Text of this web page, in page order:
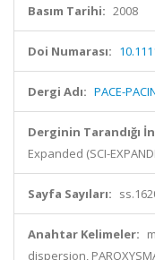
Basım Tarihi: 2008
Doi Numarası:
Dergi Adı: PACE-
Derginin Tarandığı
Expanded (SCI-
Sayfa Sayıları:
Anahtar Kelimeler:
dispersion,